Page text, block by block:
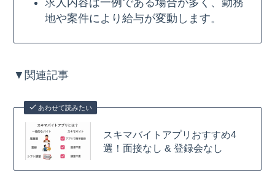
求人内容は一例である場合が多く、勤務
地や案件により給与が変動します。
▼関連記事
あわせて読みたい
スキマバイトアプリおすすめ4
選！面接なし & 登録会なし